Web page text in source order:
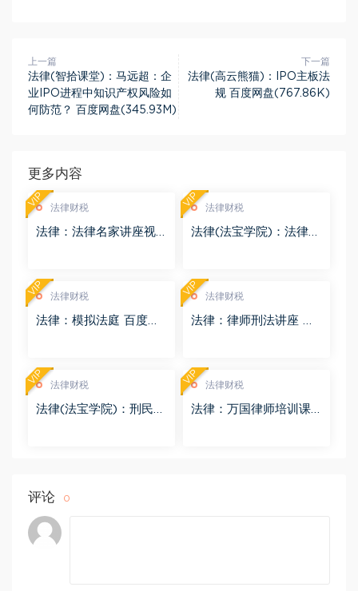
上一篇
法律(智拾课堂)：马远超：企
业IPO进程中知识产权风险如
何防范？ 百度网盘(345.93M)
下一篇
法律(高云熊猫)：IPO主板法
规 百度网盘(767.86K)
更多内容
法律财税
法律：法律名家讲座视
VIP 法律财税
法律(法宝学院)：法律信
VIP
法律财税
法律：模拟法庭 百度网
VIP 法律财税
法律：律师刑法讲座 百
VIP
法律财税
法律(法宝学院)：刑民交
VIP 法律财税
法律：万国律师培训课
VIP
评论 0